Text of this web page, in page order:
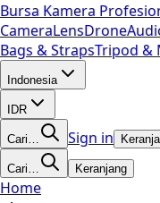
Bursa Kamera
CameraLensDrone
Bags & StrapsTripod &
Indonesia
IDR
Cari… Sign in
Cari… Keranjang
Home